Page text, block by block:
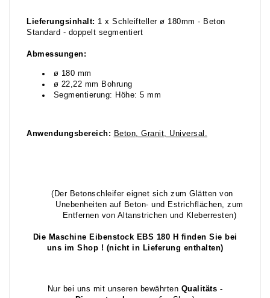
Lieferungsinhalt: 1 x Schleifteller ø 180mm - Beton
Standard - doppelt segmentiert
Abmessungen:
ø 180 mm
ø 22,22 mm Bohrung
Segmentierung: Höhe: 5 mm
Anwendungsbereich: Beton, Granit, Universal.
(Der Betonschleifer eignet sich zum Glätten von
Unebenheiten auf Beton- und Estrichflächen, zum
Entfernen von Altanstrichen und Kleberresten)
Die Maschine Eibenstock EBS 180 H finden Sie bei
uns im Shop ! (nicht in Lieferung enthalten)
Nur bei uns mit unseren bewährten Qualitäts -